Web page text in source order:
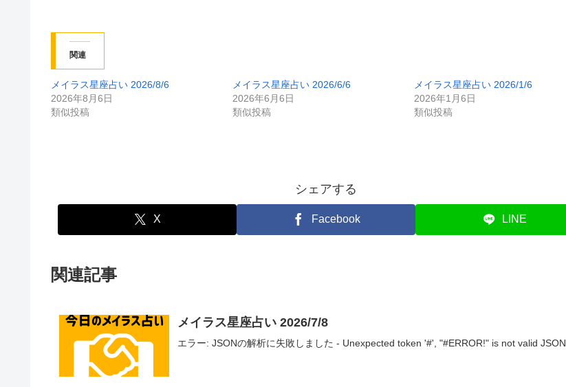
関連
メイラス星座占い 2026/8/6
2026年8月6日
類似投稿
メイラス星座占い 2026/6/6
2026年6月6日
類似投稿
メイラス星座占い 2026/1/6
2026年1月6日
類似投稿
シェアする
X Facebook LINE
関連記事
メイラス星座占い 2026/7/8
エラー: JSONの解析に失敗しました - Unexpected token '#', "#ERROR!" is not valid JSON